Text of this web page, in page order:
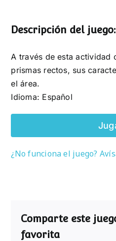
Descripción del juego:
A través de esta actividad
prismas rectos, sus
el área.
Idioma: Español
¿No funciona el juego?
Comparte este
favorita